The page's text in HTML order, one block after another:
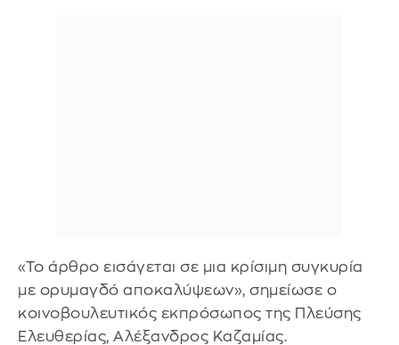
«Το άρθρο εισάγεται σε μια κρίσιμη συγκυρία
με ορυμαγδό αποκαλύψεων», σημείωσε ο
κοινοβουλευτικός εκπρόσωπος της Πλεύσης
Ελευθερίας, Αλέξανδρος Καζαμίας.